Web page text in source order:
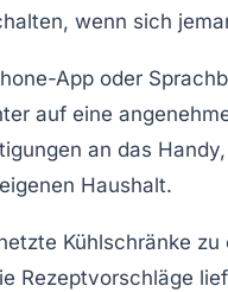
wenn sich
App oder
auf eine
an das
Haushalt.
Kühlschränke
Rezeptvorschläge